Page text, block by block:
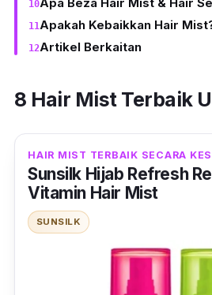
Apakah Kebaikkan Hair
Artikel Berkaitan
8 Hair MistTerbaik
HAIR MIST TERBAIK SECARA
Sunsilk Hijab Refresh
Vitamin Hair Mist
SUNSILK